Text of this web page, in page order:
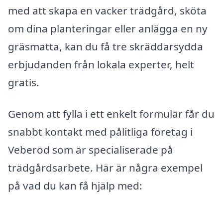
med att skapa en vacker trädgård, sköta
om dina planteringar eller anlägga en ny
gräsmatta, kan du få tre skräddarsydda
erbjudanden från lokala experter, helt
gratis.
Genom att fylla i ett enkelt formulär får du
snabbt kontakt med pålitliga företag i
Veberöd som är specialiserade på
trädgårdsarbete. Här är några exempel
på vad du kan få hjälp med: